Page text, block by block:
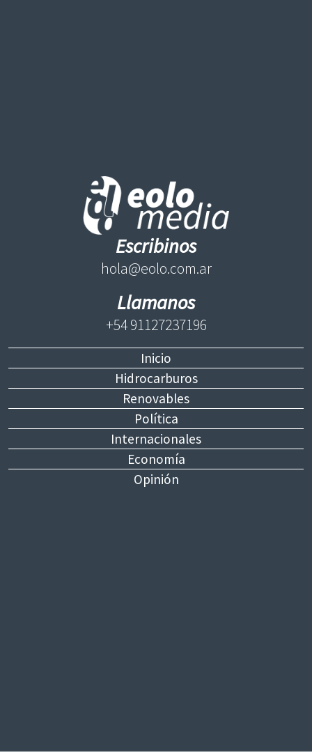
Escribinos
hola@eolo.com.ar
Llamanos
+54 91127237196
Inicio
Hidrocarburos
Renovables
Política
Internacionales
Economía
Opinión